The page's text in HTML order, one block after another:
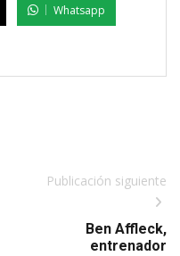
Whatsapp
Publicación siguiente
Ben Affleck,
entrenador